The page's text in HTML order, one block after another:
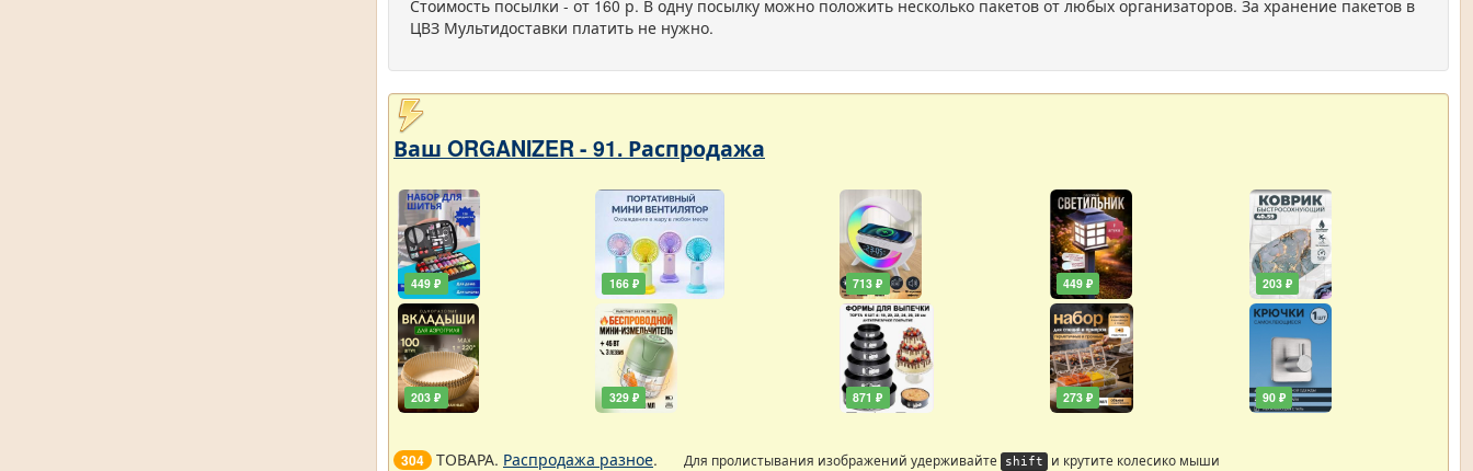
Стоимость посылки - от 160 р. В одну посылку можно положить несколько пакетов от любых организаторов. За хранение пакетов в
ЦВЗ Мультидоставки платить не нужно.
Ваш ORGANIZER - 91. Распродажа
449 ₽
203 ₽
166 ₽
329 ₽
713 ₽
871 ₽
449 ₽
273 ₽
203 ₽
90 ₽
304 ТОВАРА. Распродажа разное. Для пролистывания изображений удерживайте shift и крутите колесико мыши